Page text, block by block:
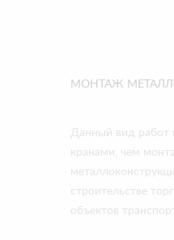
МОНТАЖ
Данный вид работ
кранами, чем
строительстве
объектов